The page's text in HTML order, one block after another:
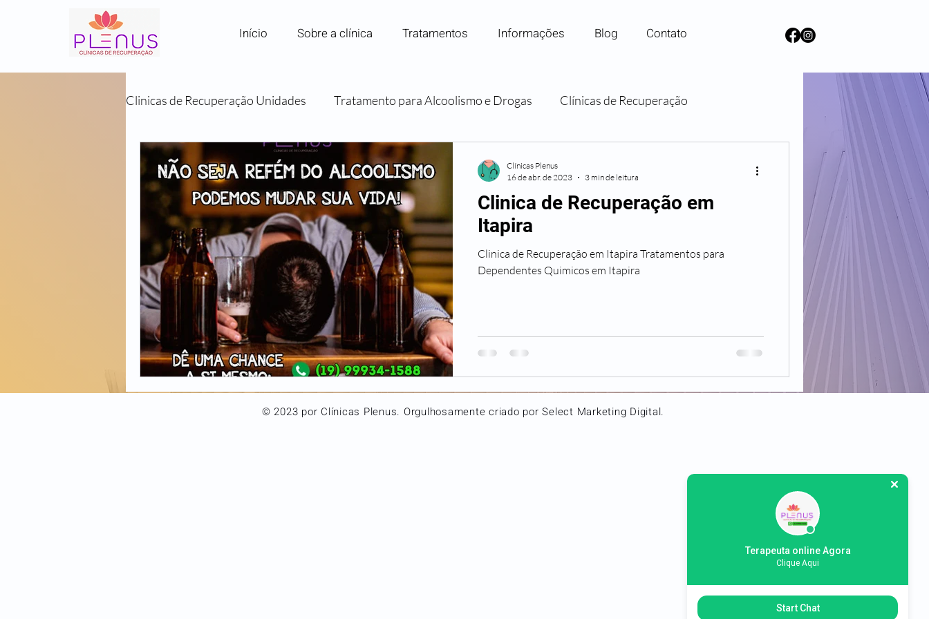
Início Sobre a clínica Tratamentos Informações Blog Contato
Clinicas de Recuperação Unidades Tratamento para Alcoolismo e Drogas Clínicas de Recuperação
Clínicas por Região em SP Internação para Dependência Química
Comunidades Terapêuticas Orientação e Apoio Familiar
Clinica de Recuperação em
Itapira
Clinica de Recuperação em Itapira Tratamentos para
Dependentes Quimicos em Itapira
Clínicas Plenus
16 de abr. de 2023
3 min de leitura
© 2023 por Clínicas Plenus. Orgulhosamente criado por Select Marketing Digital.
Terapeuta online Agora
Clique Aqui
Start Chat